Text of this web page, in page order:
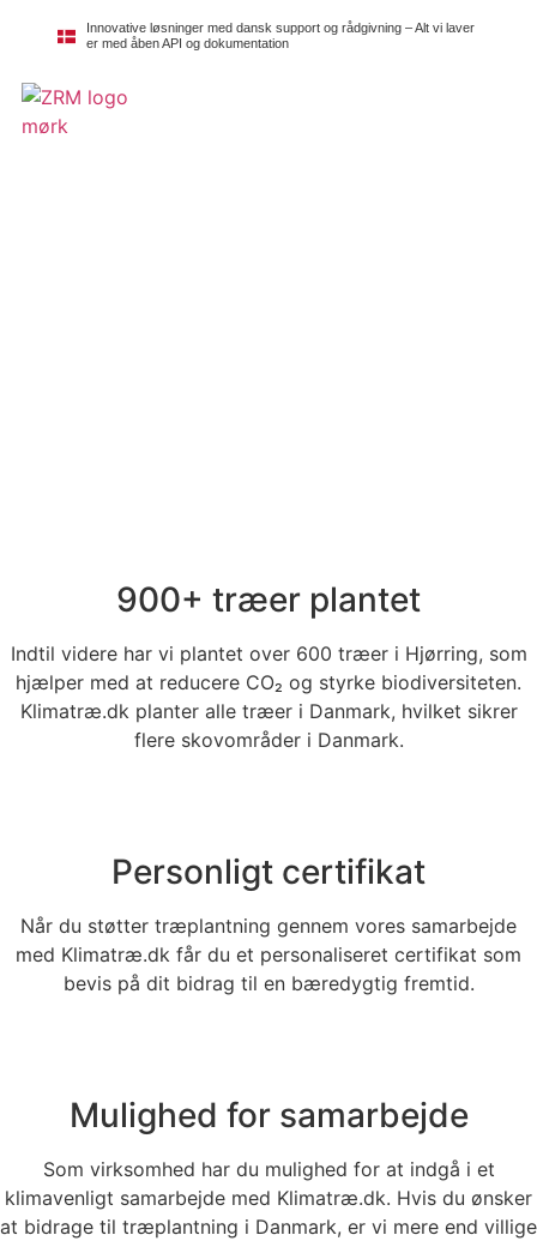
Innovative løsninger med dansk support og rådgivning – Alt vi laver
er med åben API og dokumentation
900+ træer plantet
Indtil videre har vi plantet over 600 træer i Hjørring, som
hjælper med at reducere CO₂ og styrke biodiversiteten.
Klimatræ.dk planter alle træer i Danmark, hvilket sikrer
flere skovområder i Danmark.
Personligt certifikat
Når du støtter træplantning gennem vores samarbejde
med Klimatræ.dk får du et personaliseret certifikat som
bevis på dit bidrag til en bæredygtig fremtid.
Mulighed for samarbejde
Som virksomhed har du mulighed for at indgå i et
klimavenligt samarbejde med Klimatræ.dk. Hvis du ønsker
at bidrage til træplantning i Danmark, er vi mere end villige